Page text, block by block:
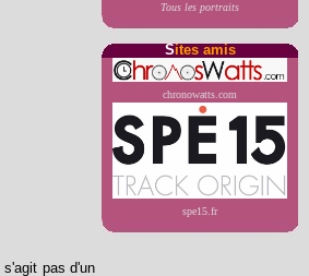
Tous les portraits
Sites amis
chronowatts.com
spe15.fr
pas d'un